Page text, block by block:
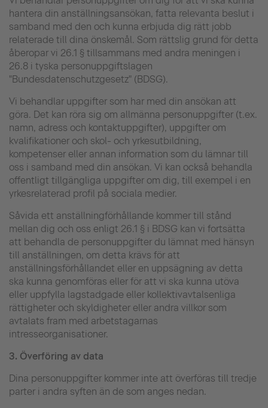
hantera din anställningsansökan, fatta relevanta beslut i
samband med den och kunna erbjuda dig rätt jobb
relaterade till dina önskemål. Som rättslig grund för detta
åberopar vi 26.1 § tillsammans med andra meningen i
26.8 i tyska personuppgiftslagen
"Bundesdatenschutzgesetz" (BDSG).
Vi behandlar uppgifter som har med din ansökan att
göra. Det kan röra sig om allmänna personuppgifter (t.ex.
namn, adress och kontaktuppgifter), uppgifter om
kvalifikationer och skol- och yrkesutbildning,
kompetenser eller annan information som du lämnar till
oss i samband med din ansökan. Vi kan också behandla
offentligt tillgängliga uppgifter om dig, till exempel i en
yrkesrelaterad profil på sociala medier.
Såvida ett anställningförhållande kommer till stånd
mellan dig och oss enligt 26.1 § i BDSG kan vi fortsätta
att behandla de personuppgifter du lämnat med hänsyn
till anställningen, om detta krävs för att
anställningsförhållandet eller en uppsägning av detta
ska kunna genomföras eller för att vi ska kunna utöva
eller uppfylla lagstadgade eller kollektivavtalsenliga
rättigheter och skyldigheter eller andra villkor som
avtalats fram med arbetstagarnas
intresseorganisationer.
3. Överföring av data
Dina personuppgifter kommer inte att överföras till tredje
parter i andra syften än de som anges nedan.